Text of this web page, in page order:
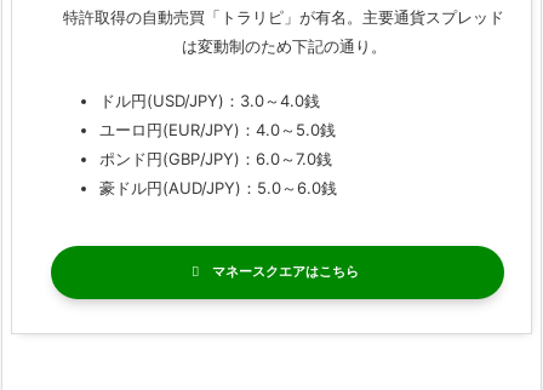
特許取得の自動売買「トラリピ」が有名。主要通貨スプレッド
は変動制のため下記の通り。
ドル円(USD/JPY)：3.0～4.0銭
ユーロ円(EUR/JPY)：4.0～5.0銭
ポンド円(GBP/JPY)：6.0～7.0銭
豪ドル円(AUD/JPY)：5.0～6.0銭
マネースクエア